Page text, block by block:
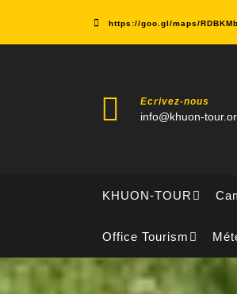
content
https://goo.gl/maps/
Ecrivez-nous
info@khuon-
KHUON-TOUR
Office Tourism